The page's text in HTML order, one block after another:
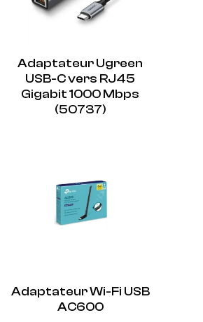
Adaptateur Ugreen
USB-C vers RJ45
Gigabit 1000 Mbps
(50737)
Adaptateur Wi-Fi USB
AC600